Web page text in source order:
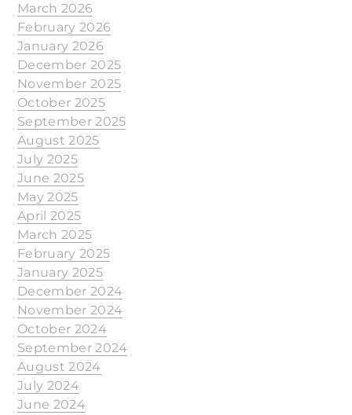
March 2026
February 2026
January 2026
December 2025
November 2025
October 2025
September 2025
August 2025
July 2025
June 2025
May 2025
April 2025
March 2025
February 2025
January 2025
December 2024
November 2024
October 2024
September 2024
August 2024
July 2024
June 2024